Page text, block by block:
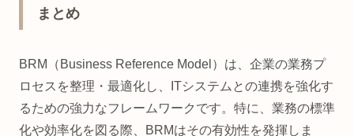
まとめ
BRM（Business Reference Model）は、企業の業務プ
ロセスを整理・最適化し、ITシステムとの連携を強化す
るための強力なフレームワークです。特に、業務の標準
化や効率化を図る際、BRMはその有効性を発揮しま